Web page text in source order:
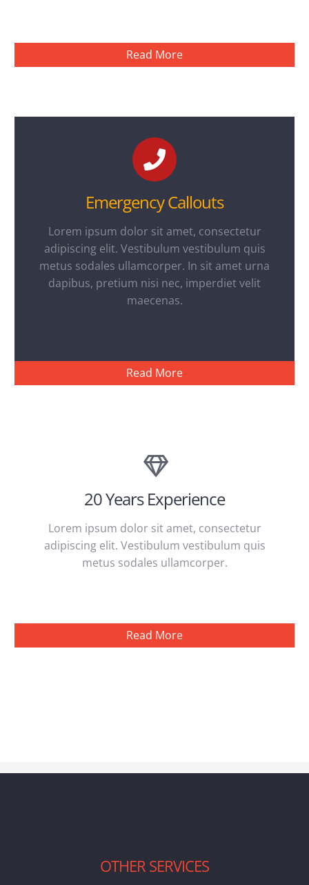
Read More
Emergency Callouts
Lorem ipsum dolor sit amet, consectetur
adipiscing elit. Vestibulum vestibulum quis
metus sodales ullamcorper. In sit amet urna
dapibus, pretium nisi nec, imperdiet velit
maecenas.
Read More
20 Years Experience
Lorem ipsum dolor sit amet, consectetur
adipiscing elit. Vestibulum vestibulum quis
metus sodales ullamcorper.
Read More
OTHER SERVICES